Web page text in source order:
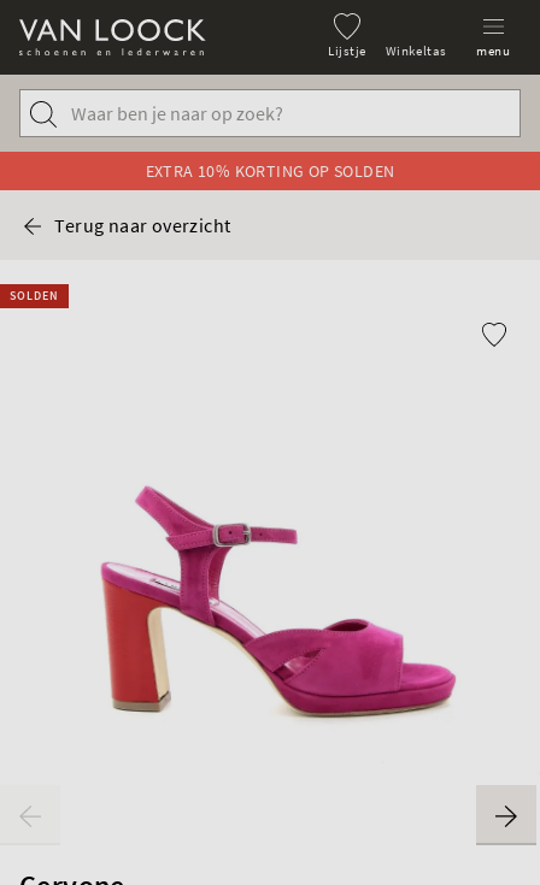
Lijstje Winkeltas menu
EXTRA 10% KORTING OP SOLDEN
Terug naar overzicht
SOLDEN